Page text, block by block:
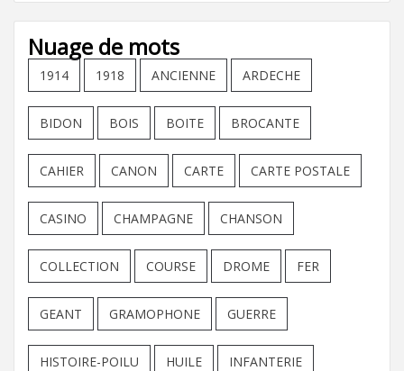
Nuage de mots
1914 1918 ANCIENNE ARDECHE
BIDON BOIS BOITE BROCANTE
CAHIER CANON CARTE CARTE POSTALE
CASINO CHAMPAGNE CHANSON
COLLECTION COURSE DROME FER
GEANT GRAMOPHONE GUERRE
HISTOIRE-POILU HUILE INFANTERIE